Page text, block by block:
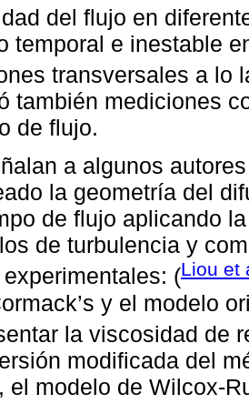
del flujo en
temporal e inestable
transversales a lo
también mediciones
de flujo.
a algunos
la geometría del
de flujo aplicando
de turbulencia y
(Liou et
y el modelo
la viscosidad de
modificada del
el modelo de Wilcox-